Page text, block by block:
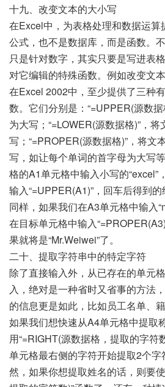
十九、改变文本的大小写
在Excel中，为表格处理和数据运算
公式，也不是数据库，而是函数。
只是针对数字，其实只要是写进表
对它编辑的特殊函数。例如改变文本
在Excel 2002中，至少提供了三种
数。它们分别是：“=UPPER(源数
为大写；“=LOWER(源数据格)”，
写；“=PROPER(源数据格)”，将文
写，如让每个单词的首字母为大写
格的A1单元格中输入小写的“excel”
输入“=UPPER(A1)”，回车后得到的
同样，如果我们在A3单元格中输入
在目标单元格中输入
果就将是“Mr.Weiwei”了。
二十、提取字符串中的特定字符
除了直接输入外，从已存在的单元
入，绝对是一种省时又省事的方法
的信息更是如此，比如员工名单、籍
如果我们想快速从A4单元格中提取
用“=RIGHT(源数据格，提取的字符
单元格最右侧的字符开始提取2个字
然，如果你想提取姓名的话，则要